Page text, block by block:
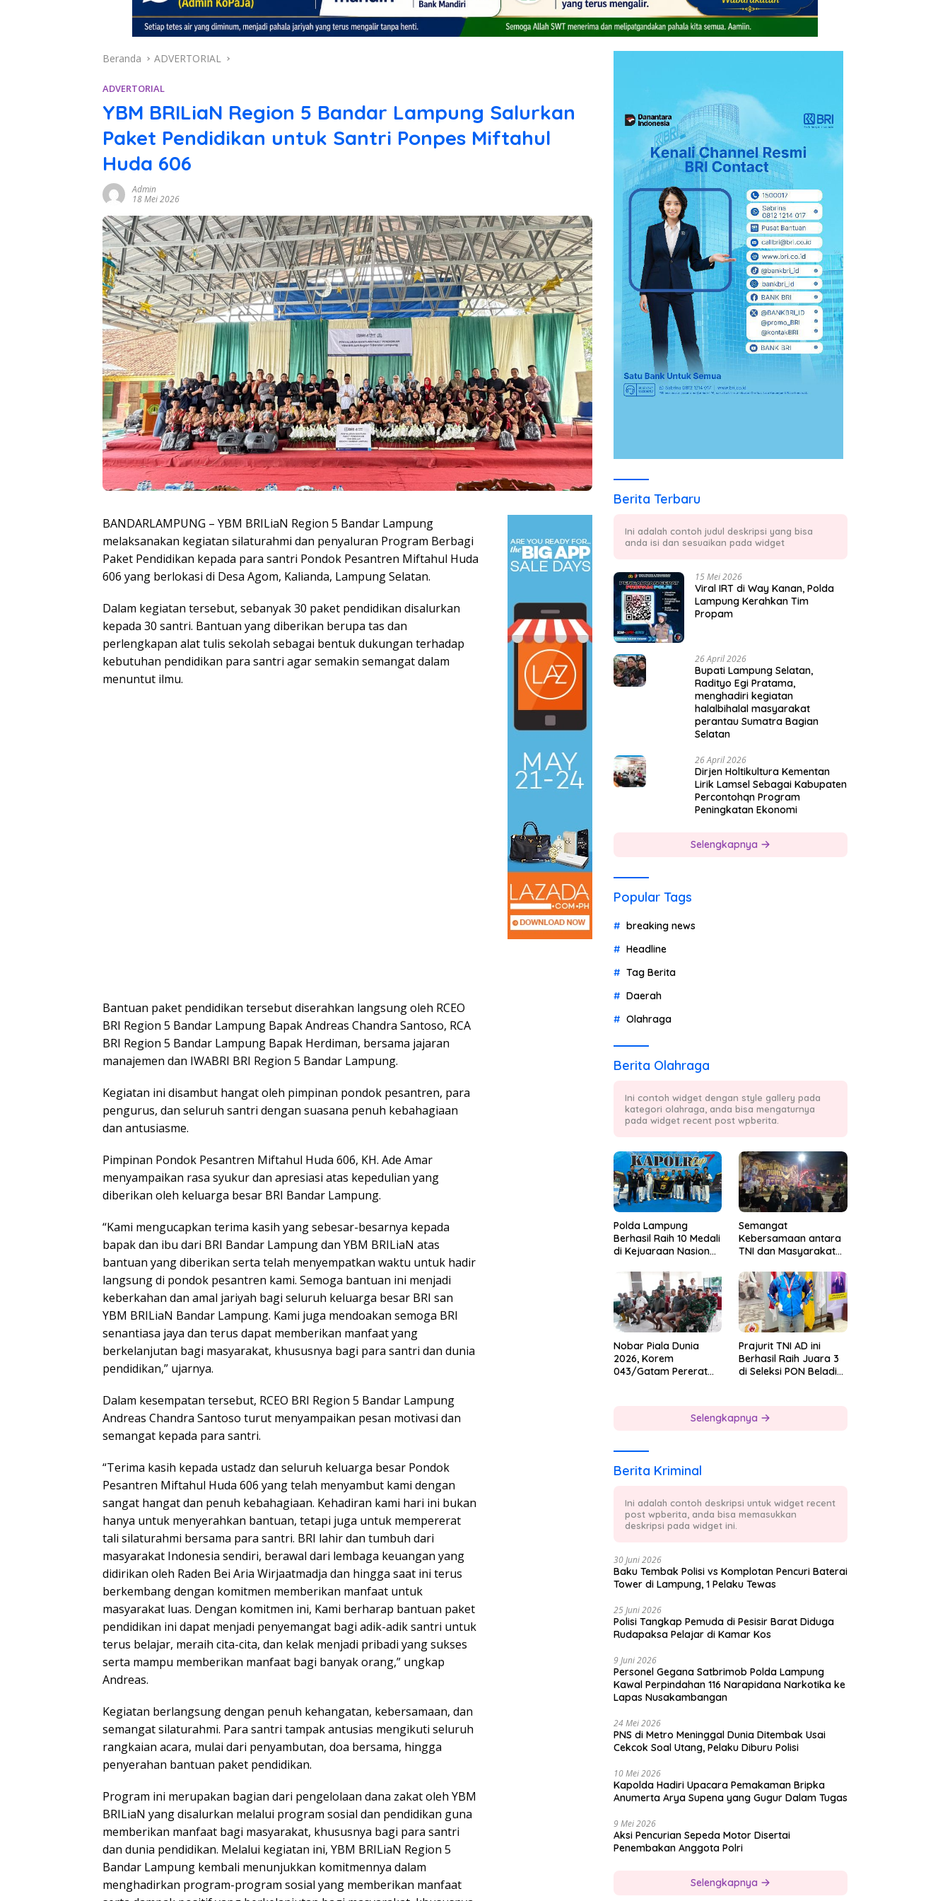
Beranda ADVERTORIAL
ADVERTORIAL
YBM BRILiaN Region 5 Bandar Lampung Salurkan
Paket Pendidikan untuk Santri Ponpes Miftahul
Huda 606
Admin
18 Mei 2026
BANDARLAMPUNG – YBM BRILiaN Region 5 Bandar Lampung
melaksanakan kegiatan silaturahmi dan penyaluran Program Berbagi
Paket Pendidikan kepada para santri Pondok Pesantren Miftahul Huda
606 yang berlokasi di Desa Agom, Kalianda, Lampung Selatan.
Dalam kegiatan tersebut, sebanyak 30 paket pendidikan disalurkan
kepada 30 santri. Bantuan yang diberikan berupa tas dan
perlengkapan alat tulis sekolah sebagai bentuk dukungan terhadap
kebutuhan pendidikan para santri agar semakin semangat dalam
menuntut ilmu.
Bantuan paket pendidikan tersebut diserahkan langsung oleh RCEO
BRI Region 5 Bandar Lampung Bapak Andreas Chandra Santoso, RCA
BRI Region 5 Bandar Lampung Bapak Herdiman, bersama jajaran
manajemen dan IWABRI BRI Region 5 Bandar Lampung.
Kegiatan ini disambut hangat oleh pimpinan pondok pesantren, para
pengurus, dan seluruh santri dengan suasana penuh kebahagiaan
dan antusiasme.
Pimpinan Pondok Pesantren Miftahul Huda 606, KH. Ade Amar
menyampaikan rasa syukur dan apresiasi atas kepedulian yang
diberikan oleh keluarga besar BRI Bandar Lampung.
“Kami mengucapkan terima kasih yang sebesar-besarnya kepada
bapak dan ibu dari BRI Bandar Lampung dan YBM BRILiaN atas
bantuan yang diberikan serta telah menyempatkan waktu untuk hadir
langsung di pondok pesantren kami. Semoga bantuan ini menjadi
keberkahan dan amal jariyah bagi seluruh keluarga besar BRI san
YBM BRILiaN Bandar Lampung. Kami juga mendoakan semoga BRI
senantiasa jaya dan terus dapat memberikan manfaat yang
berkelanjutan bagi masyarakat, khususnya bagi para santri dan dunia
pendidikan,” ujarnya.
Dalam kesempatan tersebut, RCEO BRI Region 5 Bandar Lampung
Andreas Chandra Santoso turut menyampaikan pesan motivasi dan
semangat kepada para santri.
“Terima kasih kepada ustadz dan seluruh keluarga besar Pondok
Pesantren Miftahul Huda 606 yang telah menyambut kami dengan
sangat hangat dan penuh kebahagiaan. Kehadiran kami hari ini bukan
hanya untuk menyerahkan bantuan, tetapi juga untuk mempererat
tali silaturahmi bersama para santri. BRI lahir dan tumbuh dari
masyarakat Indonesia sendiri, berawal dari lembaga keuangan yang
didirikan oleh Raden Bei Aria Wirjaatmadja dan hingga saat ini terus
berkembang dengan komitmen memberikan manfaat untuk
masyarakat luas. Dengan komitmen ini, Kami berharap bantuan paket
pendidikan ini dapat menjadi penyemangat bagi adik-adik santri untuk
terus belajar, meraih cita-cita, dan kelak menjadi pribadi yang sukses
serta mampu memberikan manfaat bagi banyak orang,” ungkap
Andreas.
Kegiatan berlangsung dengan penuh kehangatan, kebersamaan, dan
semangat silaturahmi. Para santri tampak antusias mengikuti seluruh
rangkaian acara, mulai dari penyambutan, doa bersama, hingga
penyerahan bantuan paket pendidikan.
Program ini merupakan bagian dari pengelolaan dana zakat oleh YBM
BRILiaN yang disalurkan melalui program sosial dan pendidikan guna
memberikan manfaat bagi masyarakat, khususnya bagi para santri
dan dunia pendidikan. Melalui kegiatan ini, YBM BRILiaN Region 5
Bandar Lampung kembali menunjukkan komitmennya dalam
menghadirkan program-program sosial yang memberikan manfaat
Berita Terbaru
Ini adalah contoh judul deskripsi yang bisa
anda isi dan sesuaikan pada widget
15 Mei 2026
Viral IRT di Way Kanan, Polda
Lampung Kerahkan Tim
Propam
26 April 2026
Bupati Lampung Selatan,
Radityo Egi Pratama,
menghadiri kegiatan
halalbihalal masyarakat
perantau Sumatra Bagian
Selatan
26 April 2026
Dirjen Holtikultura Kementan
Lirik Lamsel Sebagai Kabupaten
Percontohqn Program
Peningkatan Ekonomi
Selengkapnya
Popular Tags
breaking news
Headline
Tag Berita
Daerah
Olahraga
Berita Olahraga
Ini contoh widget dengan style gallery pada
kategori olahraga, anda bisa mengaturnya
pada widget recent post wpberita.
Polda Lampung
Berhasil Raih 10 Medali
di Kejuaraan Nasional
Cup 7
Semangat
Kebersamaan antara
TNI dan Masyarakat
Nobar Piala Dunia
2026, Korem
043/Gatam Pererat
Prajurit TNI AD ini
Berhasil Raih Juara 3
di Seleksi PON Beladiri
Selengkapnya
Berita Kriminal
Ini adalah contoh deskripsi untuk widget recent
post wpberita, anda bisa memasukkan
deskripsi pada widget ini.
30 Juni 2026
Baku Tembak Polisi vs Komplotan Pencuri Baterai
Tower di Lampung, 1 Pelaku Tewas
25 Juni 2026
Polisi Tangkap Pemuda di Pesisir Barat Diduga
Rudapaksa Pelajar di Kamar Kos
9 Juni 2026
Personel Gegana Satbrimob Polda Lampung
Kawal Perpindahan 116 Narapidana Narkotika ke
Lapas Nusakambangan
24 Mei 2026
PNS di Metro Meninggal Dunia Ditembak Usai
Cekcok Soal Utang, Pelaku Diburu Polisi
10 Mei 2026
Kapolda Hadiri Upacara Pemakaman Bripka
Anumerta Arya Supena yang Gugur Dalam Tugas
9 Mei 2026
Aksi Pencurian Sepeda Motor Disertai
Penembakan Anggota Polri
Selengkapnya